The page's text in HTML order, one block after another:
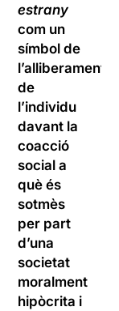
estrany
com un
símbol de
l’alliberament
de
l’individu
davant la
coacció
social a
què és
sotmès
per part
d’una
societat
moralment
hipòcrita i